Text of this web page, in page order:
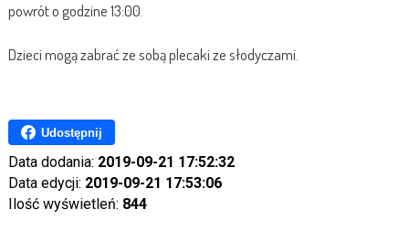
powrót o godzine 13:00.
Dzieci mogą zabrać ze sobą plecaki ze słodyczami.
Udostępnij
Data dodania: 2019-09-21 17:52:32
Data edycji: 2019-09-21 17:53:06
Ilość wyświetleń: 844